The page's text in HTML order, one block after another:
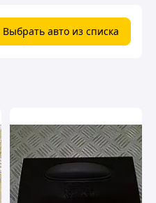
Выбрать авто из списка